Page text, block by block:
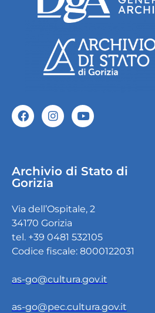
Archivio di Stato di
Gorizia
Via dell’Ospitale, 2
34170 Gorizia
tel. +39 0481 532105
Codice fiscale: 8000122031
as-go@cultura.gov.it
as-go@pec.cultura.gov.it